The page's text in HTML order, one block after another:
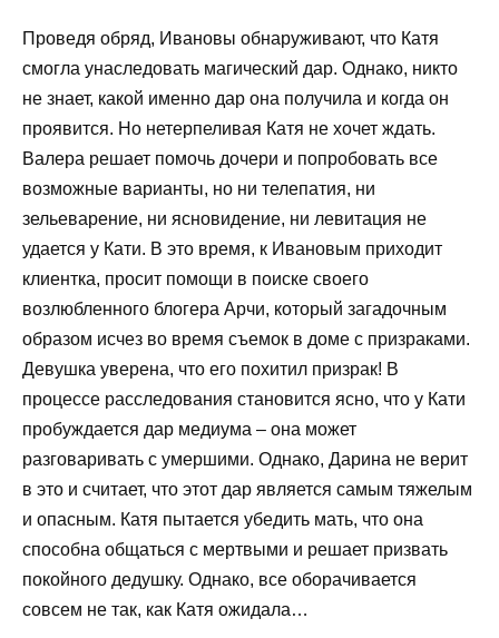
Проведя обряд, Ивановы обнаруживают, что Катя
смогла унаследовать магический дар. Однако, никто
не знает, какой именно дар она получила и когда он
проявится. Но нетерпеливая Катя не хочет ждать.
Валера решает помочь дочери и попробовать все
возможные варианты, но ни телепатия, ни
зельеварение, ни ясновидение, ни левитация не
удается у Кати. В это время, к Ивановым приходит
клиентка, просит помощи в поиске своего
возлюбленного блогера Арчи, который загадочным
образом исчез во время съемок в доме с призраками.
Девушка уверена, что его похитил призрак! В
процессе расследования становится ясно, что у Кати
пробуждается дар медиума – она может
разговаривать с умершими. Однако, Дарина не верит
в это и считает, что этот дар является самым тяжелым
и опасным. Катя пытается убедить мать, что она
способна общаться с мертвыми и решает призвать
покойного дедушку. Однако, все оборачивается
совсем не так, как Катя ожидала…